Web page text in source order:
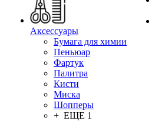
Аксессуары
Бумага для химии
Пеньюар
Фартук
Палитра
Кисти
Миска
Шопперы
+ ЕЩЕ 1